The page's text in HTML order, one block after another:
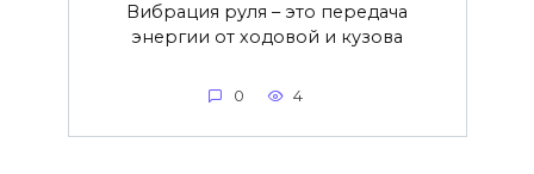
Вибрация руля – это передача
энергии от ходовой и кузова
0 4